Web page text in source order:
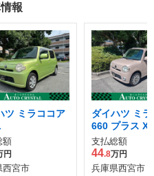
報
ツ ミラココア
額
円
西宮市
ダイハツ ミ
660 プラス X
支払総額
44.8万円
兵庫県西宮市